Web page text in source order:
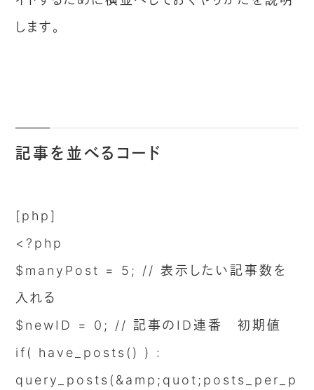
します。
記事を並べるコード
[php]
<?php
$manyPost = 5; // 表示したい記事数を
入れる
$newID = 0; // 記事のID連番 初期値
if( have_posts() ) :
query_posts(&amp;quot;posts_per_p